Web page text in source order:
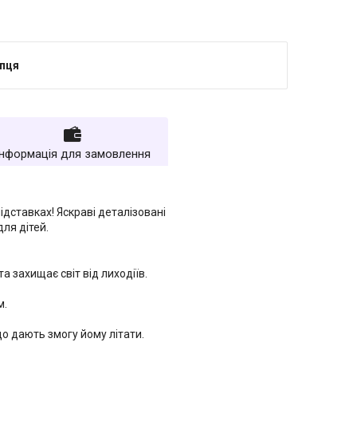
для замовлення
Яскраві деталізовані
дітей.
світ від лиходіїв.
дають змогу йому літати.